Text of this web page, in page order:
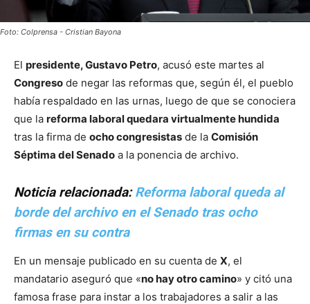
Foto: Colprensa - Cristian Bayona
El presidente, Gustavo Petro, acusó este martes al
Congreso de negar las reformas que, según él, el pueblo
había respaldado en las urnas, luego de que se conociera
que la reforma laboral quedara virtualmente hundida
tras la firma de ocho congresistas de la Comisión
Séptima del Senado a la ponencia de archivo.
Noticia relacionada:Reforma laboral queda al
borde del archivo en el Senado tras ocho
firmas en su contra
En un mensaje publicado en su cuenta de X, el
mandatario aseguró que «no hay otro camino» y citó una
famosa frase para instar a los trabajadores a salir a las